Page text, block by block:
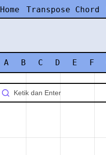
Home Transpose Chord
A B C D E F